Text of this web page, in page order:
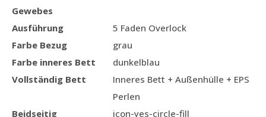
Gewebes
Ausführung
5 Faden Overlock
Farbe Bezug
grau
Farbe inneres Bett
dunkelblau
Vollständig Bett
Inneres Bett + Außenhülle + EPS
Perlen
Beidseitig
icon-yes-circle-fill